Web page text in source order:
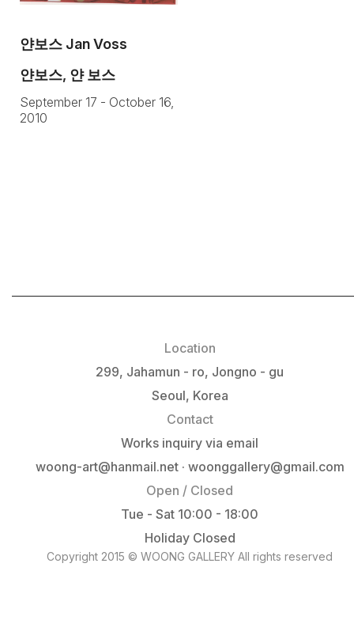
얀보스 Jan Voss
얀보스, 얀 보스
September 17 - October 16,
2010
Location
299, Jahamun - ro, Jongno - gu
Seoul, Korea
Contact
Works inquiry via email
woong-art@hanmail.net · woonggallery@gmail.com
Open / Closed
Tue - Sat 10:00 - 18:00
Holiday Closed
Copyright 2015 © WOONG GALLERY All rights reserved